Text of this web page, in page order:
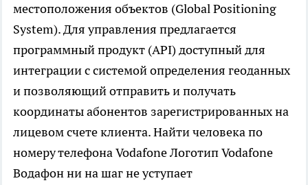
местоположения объектов (Global Positioning
System). Для управления предлагается
программный продукт (API) доступный для
интеграции с системой определения геоданных
и позволяющий отправить и получать
координаты абонентов зарегистрированных на
лицевом счете клиента. Найти человека по
номеру телефона Vodafone Логотип Vodafone
Водафон ни на шаг не уступает